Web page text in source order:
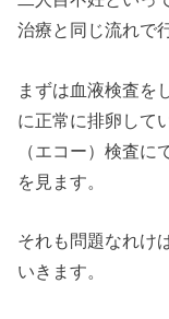
治療と同じ流れで
まずは血液検査を
に正常に排卵して
（エコー）検査
を見ます。
それも問題なれけ
いきます。